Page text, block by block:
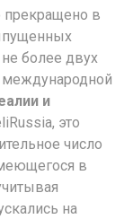
прекращено в
более двух
международной
и
это
число
в
на